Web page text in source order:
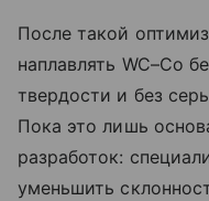
После такой
наплавлять WC–Co
твердости и без
Пока это лишь
разработок:
уменьшить